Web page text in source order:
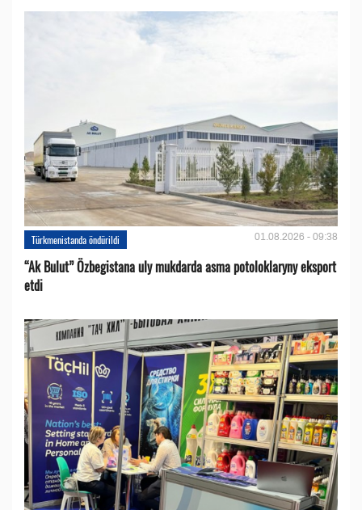
Türkmenistanda öndürildi 01.08.2026 - 09:38
“Ak Bulut” Özbegistana uly mukdarda asma potoloklaryny eksport
etdi